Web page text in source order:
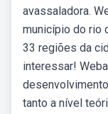
avassaladora.
município do rio
33 regiões da
interessar!
tanto a nível